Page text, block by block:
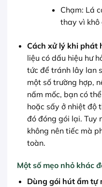
Chạm: Lá
thay vì khô
Cách xử lý khi phát
liệu có dấu hiệu hư
tức để tránh lây lan
một số trường hợp,
nấm mốc, bạn có
hoặc sấy ở nhiệt độ
đó đóng gói lại. Tuy
không nên tiếc mà
toàn.
Một số mẹo nhỏ khác
Dùng gói hút ẩm tự